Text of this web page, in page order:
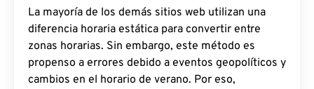
La mayoría de los demás sitios web utilizan una
diferencia horaria estática para convertir entre
zonas horarias. Sin embargo, este método es
propenso a errores debido a eventos geopolíticos y
cambios en el horario de verano. Por eso,